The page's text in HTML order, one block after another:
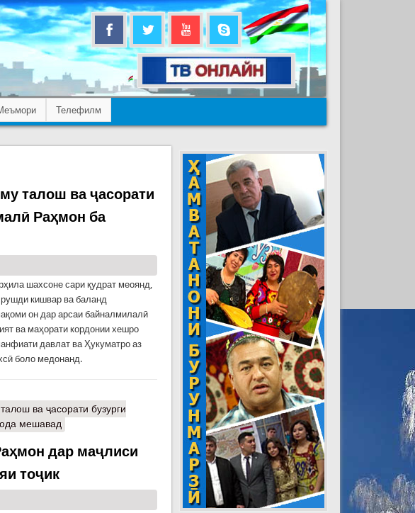
Телефилм
талош ва ҷасорати
Раҳмон ба
шахсоне сари қудрат меоянд,
рушди кишвар ва баланд
он дар арсаи байналмилалӣ
ва маҳорати кордонии хешро
давлат ва Ҳукуматро аз
боло медонанд.
ва ҷасорати бузурги
мешавад
дар маҷлиси
тоҷик